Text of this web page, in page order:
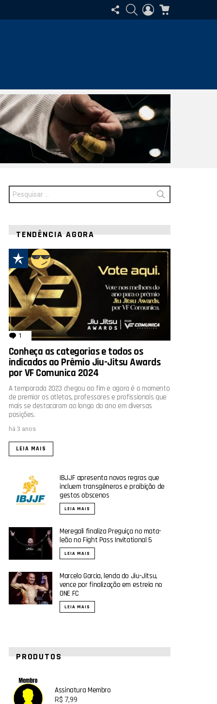
SIGA-
NOS
PESQUISAR
ENTRAR
Procurar
por:
TENDÊNCIA AGORA
1 comentário
Conheça as categorias e todos os
indicados ao Prêmio Jiu-Jitsu Awards
por VF Comunica 2024
A temporada 2023 chegou ao fim e agora é o momento
de premiar os atletas, professores e profissionais que
mais se destacaram ao longo do ano em diversas
posições.
há 3 anos
LEIA MAIS
IBJJF apresenta novas regras que
incluem transgêneros e proibição de
gestos obscenos
LEIA MAIS
Meregali finaliza Preguiça no mata-
leão no Fight Pass Invitational 5
LEIA MAIS
Marcelo Garcia, lenda do Jiu-Jitsu,
vence por finalização em estreia no
ONE FC
LEIA MAIS
PRODUTOS
Assinatura Membro
R$ 7,99